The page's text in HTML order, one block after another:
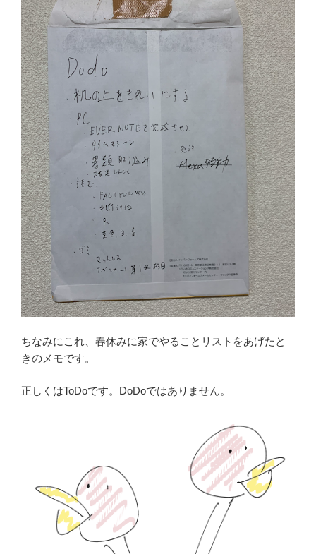
ちなみにこれ、春休みに家でやることリストをあげたと
きのメモです。
正しくはToDoです。DoDoではありません。